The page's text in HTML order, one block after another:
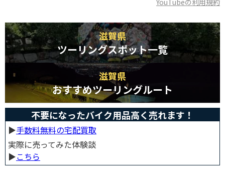
YouTubeの利用規約
滋賀県
ツーリングスポット一覧
滋賀県
おすすめツーリングルート
不要になったバイク用品高く売れます！
▶︎手数料無料の宅配買取
実際に売ってみた体験談
▶︎こちら